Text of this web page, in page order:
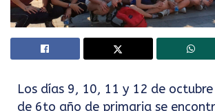
Los días 9, 10, 11 y 12 de
de 6to año de primaria se